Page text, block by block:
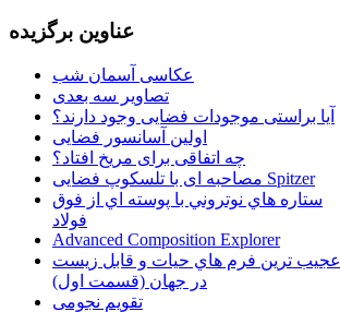
عناوین برگزیده
عکاسی آسمان شب
تصاویر سه بعدی
آیا براستی موجودات فضایی وجود دارند؟
اولین آسانسور فضایی
چه اتفاقی برای مریخ افتاد؟
مصاحبه ای با تلسکوپ فضایی Spitzer
ستاره هاي نوتروني با پوسته اي از فوق
فولاد
Advanced Composition Explorer
عجیب ترین فرم هاي حيات و قابل زيست
در جهان (قسمت اول)
تقویم نجومی